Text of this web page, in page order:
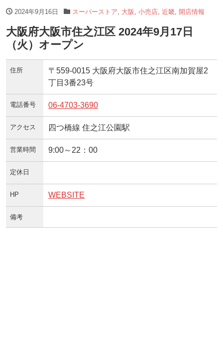
2024年9月16日 スーパーストア 大阪 小売店, 近畿, 開店情報
大阪府大阪市住之江区 2024年9月17日
（火）オープン
住所
〒559-0015 大阪府大阪市住之江区南加賀屋2
丁目3番23号
電話番号 06-4703-3690
アクセス 四つ橋線 住之江公園駅
営業時間 9:00～22：00
定休日
HP WEBSITE
備考